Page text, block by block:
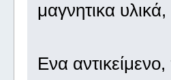
μαγνητικα
Ενα